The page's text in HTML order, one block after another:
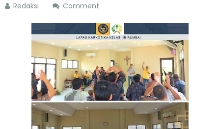
Redaksi Comment